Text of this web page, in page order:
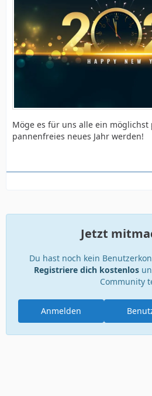
Möge es für uns alle ein
pannenfreies neues Jahr werden!
Jetzt
Du hast noch kein
Registriere dich kostenlos
Community
Anmelden